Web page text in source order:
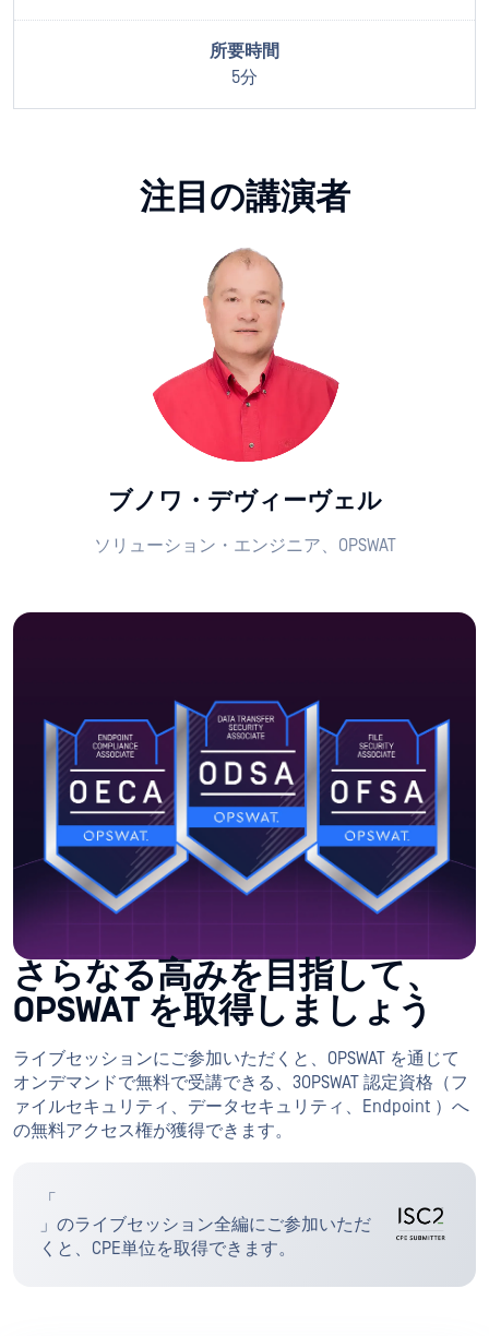
さらなる高みを目指して、
OPSWAT を取得しましょう
ライブセッションにご参加いただくと、OPSWAT を通じて
オンデマンドで無料で受講できる、3OPSWAT 認定資格（フ
ァイルセキュリティ、データセキュリティ、Endpoint ）へ
の無料アクセス権が獲得できます。
「
」のライブセッション全編にご参加いただ
くと、CPE単位を取得できます。
5分
注目の講演者
ブノワ・デヴィーヴェル
ソリューション・エンジニア、OPSWAT